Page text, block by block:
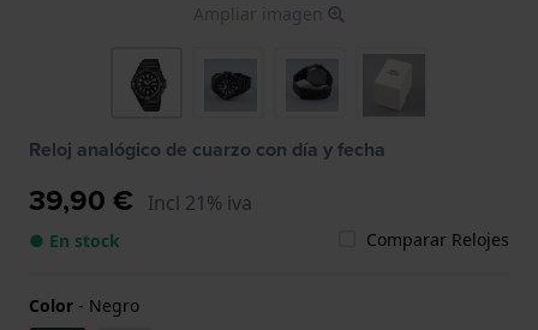
Ampliar imagen
Reloj analógico de cuarzo con día y fecha
39,90 € Incl 21% iva
● En stock Comparar Relojes
Color - Negro